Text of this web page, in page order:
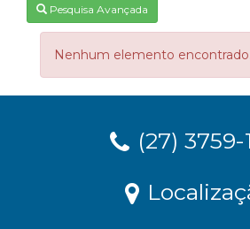
Pesquisa Avançada
Nenhum elemento encontrado.
(27) 3759-